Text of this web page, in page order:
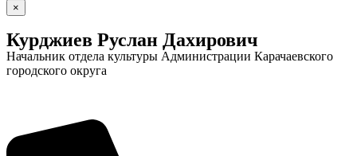
×
Курджиев Руслан Дахирович
Начальник отдела культуры Администрации Карачаевского
городского округа